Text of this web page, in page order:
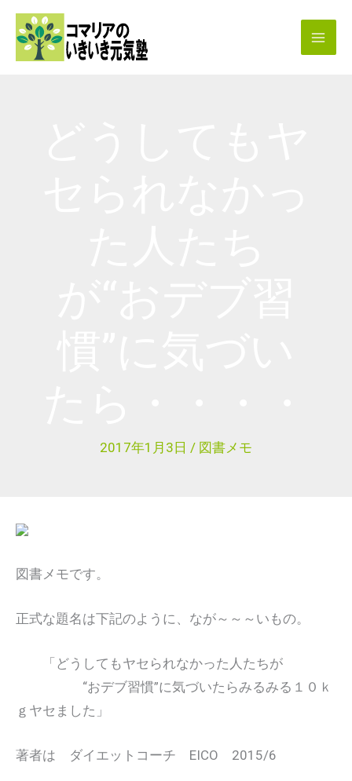
2017年1月3日 / 図書メモ
図書メモです。
正式な題名は下記のように、なが～～～いもの。
「どうしてもヤセられなかった人たちが
“おデブ習慣”に気づいたらみるみる１０ｋ
ｇヤセました」
著者は ダイエットコーチ EICO 2015/6